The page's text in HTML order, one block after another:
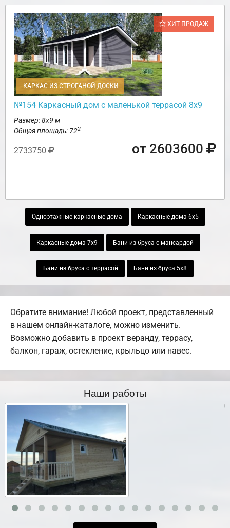
ХИТ ПРОДАЖ
КАРКАС ИЗ СТРОГАНОЙ ДОСКИ
№154 Каркасный дом с маленькой террасой 8х9
Размер: 8х9 м
Общая площадь: 722
2733750 от 2603600
Одноэтажные каркасные дома Каркасные дома 6х5
Каркасные дома 7х9 Бани из бруса с мансардой
Бани из бруса с террасой Бани из бруса 5х8
Обратите внимание! Любой проект, представленный
в нашем онлайн-каталоге, можно изменить.
Возможно добавить в проект веранду, террасу,
балкон, гараж, остекление, крыльцо или навес.
Наши работы